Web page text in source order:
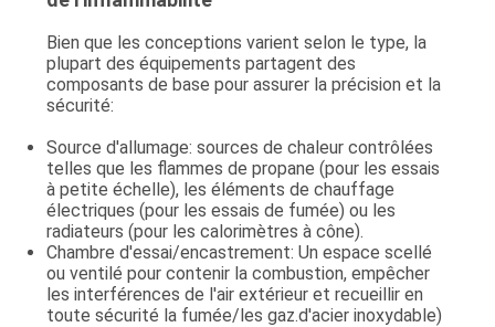
Bien que les conceptions varient selon le type, la
plupart des équipements partagent des
composants de base pour assurer la précision et la
sécurité:
Source d'allumage: sources de chaleur contrôlées
telles que les flammes de propane (pour les essais
à petite échelle), les éléments de chauffage
électriques (pour les essais de fumée) ou les
radiateurs (pour les calorimètres à cône).
Chambre d'essai/encastrement: Un espace scellé
ou ventilé pour contenir la combustion, empêcher
les interférences de l'air extérieur et recueillir en
toute sécurité la fumée/les gaz.d'acier inoxydable)